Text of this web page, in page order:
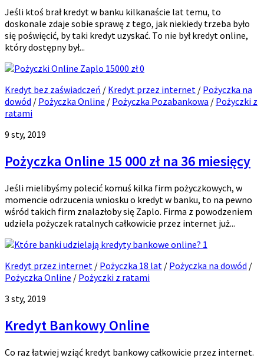
Jeśli ktoś brał kredyt w banku kilkanaście lat temu, to
doskonale zdaje sobie sprawę z tego, jak niekiedy trzeba było
się poświęcić, by taki kredyt uzyskać. To nie był kredyt online,
który dostępny był...
0
Kredyt bez zaświadczeń / Kredyt przez internet / Pożyczka na
dowód / Pożyczka Online / Pożyczka Pozabankowa / Pożyczki z
ratami
9 sty, 2019
Pożyczka Online 15 000 zł na 36 miesięcy
Jeśli mielibyśmy polecić komuś kilka firm pożyczkowych, w
momencie odrzucenia wniosku o kredyt w banku, to na pewno
wśród takich firm znalazłoby się Zaplo. Firma z powodzeniem
udziela pożyczek ratalnych całkowicie przez internet już...
1
Kredyt przez internet / Pożyczka 18 lat / Pożyczka na dowód /
Pożyczka Online / Pożyczki z ratami
3 sty, 2019
Kredyt Bankowy Online
Co raz łatwiej wziąć kredyt bankowy całkowicie przez internet.